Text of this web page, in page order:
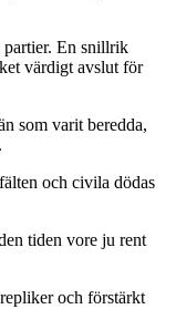
partier. En snillrik
värdigt avslut för
som varit beredda,
och civila dödas
tiden vore ju rent
och förstärkt